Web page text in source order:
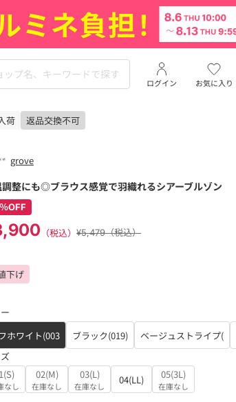
お気に入り
ログイン
荷 返品交換不可
grove
整にも◎ブラウス感覚で羽織れるシアーブルゾン
OFF
（税込） ¥5,479（税込）
下げ
ホワイト(003
ブラック(019) ベージュストライプ(
なし
02(M)
在庫なし
03(L)
在庫なし 04(LL) 05(3L)
在庫なし